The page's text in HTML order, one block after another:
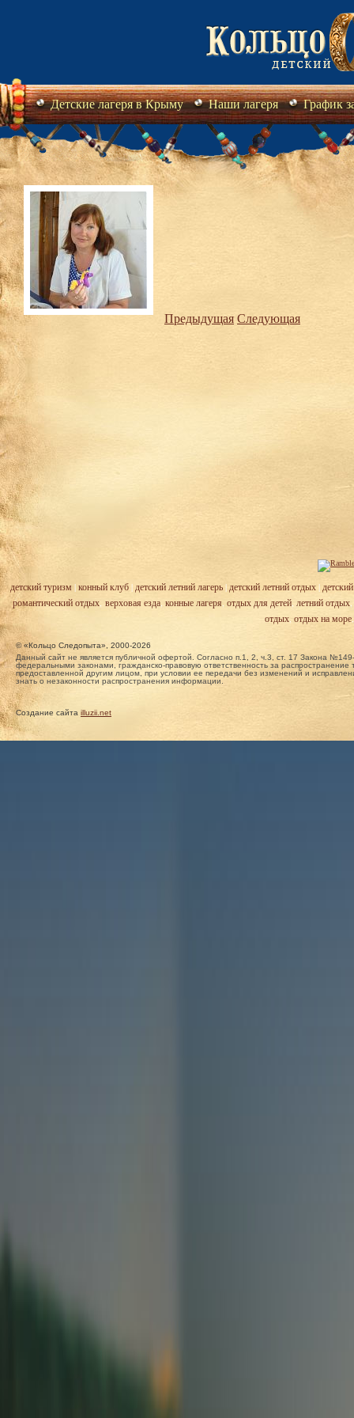
Детские лагеря в Крыму Наши лагеря График
Предыдущая Следующая
детский туризм| конный клуб| детский летний лагерь| детский летний отдых|
романтический отдых, верховая езда, конные лагеря, отдых для детей, летний отдых,
отдых, отдых на море
© «Кольцо Следопыта», 2000-2026
Данный сайт не является публичной офертой. Согласно п.1, 2, ч.3, ст. 17 Закона
федеральными законами, гражданско-правовую ответственность за
предоставленной другим лицом, при условии ее передачи без изменений и
знать о незаконности распространения информации.
Создание сайта illuzii.net